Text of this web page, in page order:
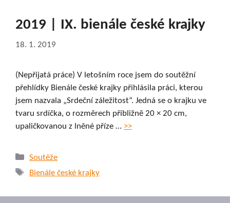
2019 | IX. bienále české krajky
18. 1. 2019
(Nepřijatá práce) V letošním roce jsem do soutěžní
přehlídky Bienále české krajky přihlásila práci, kterou
jsem nazvala „Srdeční záležitost“. Jedná se o krajku ve
tvaru srdíčka, o rozměrech přibližně 20 × 20 cm,
upaličkovanou z lněné příze … >>
Rubriky
Soutěže
Štítky
Bienále české krajky